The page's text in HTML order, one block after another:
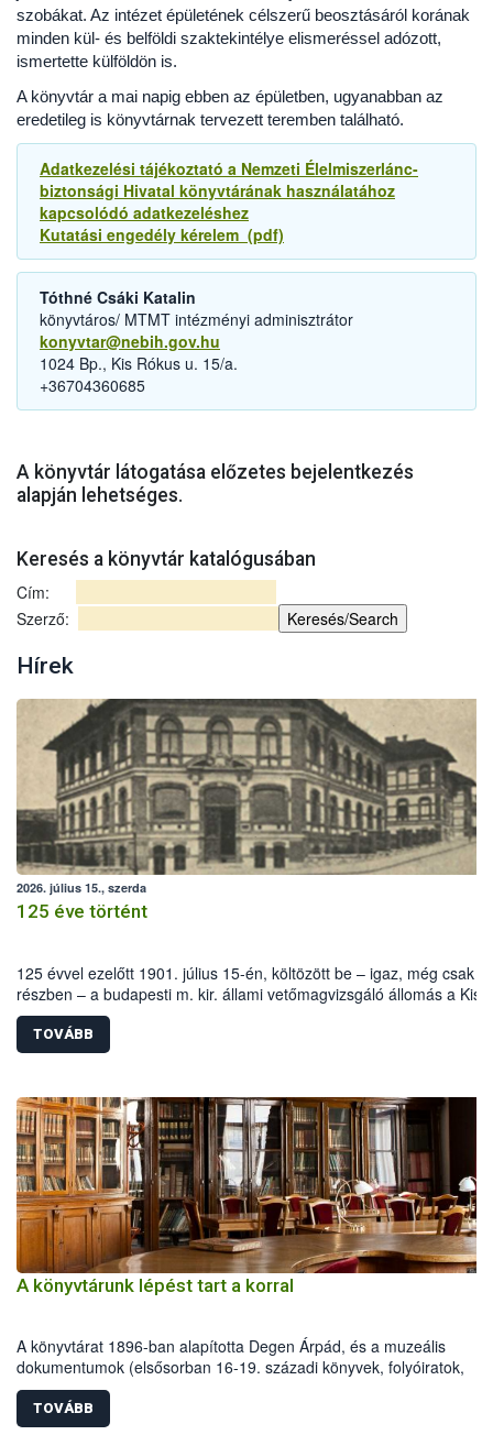
szobákat. Az intézet épületének célszerű beosztásáról korának
minden kül- és belföldi szaktekintélye elismeréssel adózott,
ismertette külföldön is.
A könyvtár a mai napig ebben az épületben, ugyanabban az
eredetileg is könyvtárnak tervezett teremben található.
Adatkezelési tájékoztató a Nemzeti Élelmiszerlánc-
biztonsági Hivatal könyvtárának használatához
kapcsolódó adatkezeléshez
Kutatási engedély kérelem (pdf)
Tóthné Csáki Katalin
könyvtáros/ MTMT intézményi adminisztrátor
konyvtar@nebih.gov.hu
1024 Bp., Kis Rókus u. 15/a.
+36704360685
A könyvtár látogatása előzetes bejelentkezés
alapján lehetséges.
Keresés a könyvtár katalógusában
Cím:
Szerző:
Hírek
2026. július 15., szerda
125 éve történt
125 évvel ezelőtt 1901. július 15-én, költözött be – igaz, még csak
részben – a budapesti m. kir. állami vetőmagvizsgáló állomás a Kis
Rókus utca 15. szám alatti, Czigler Győző által tervezett új
TOVÁBB
A könyvtárunk lépést tart a korral
A könyvtárat 1896-ban alapította Degen Árpád, és a muzeális
dokumentumok (elsősorban 16-19. századi könyvek, folyóiratok,
herbárium) kezelésén kívül a fontos és naprakész információk
megtalálásában is nagy segítségünkre van.
TOVÁBB